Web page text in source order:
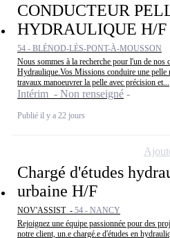
CONDUCTEUR
HYDRAULIQUE H/F
54 - BLÉNOD-LÈS-PONT-À-MOUSSON
Nous sommes à la recherche pour l'un de nos
Hydraulique.Vos Missions conduire une pelle
travaux manoeuvrer la pelle avec précision et...
Intérim - Non renseigné
Publié il y a 22 jours
Chargé d'études
urbaine H/F
NOV'ASSIST - 54 - NANCY
Rejoignez une équipe passionnée pour des
notre client, un.e chargé.e d'études en